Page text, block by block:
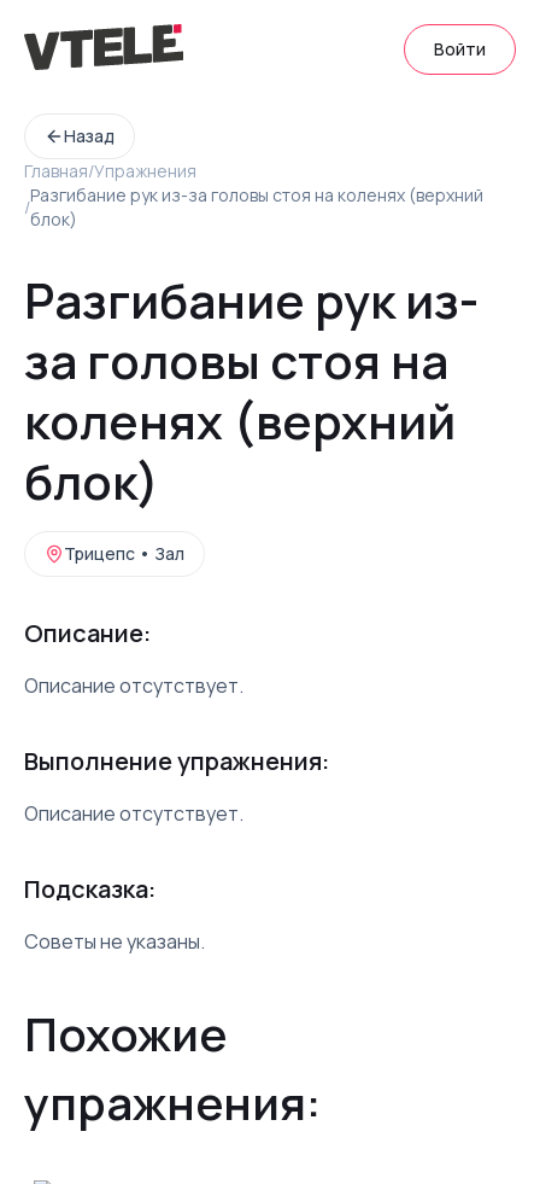
Войти
Назад
Главная/Упражнения
/
Разгибание рук из-за головы стоя на коленях (верхний
блок)
Разгибание рук из-
за головы стоя на
коленях (верхний
блок)
Трицепс • Зал
Описание:
Описание отсутствует.
Выполнение упражнения:
Описание отсутствует.
Подсказка:
Советы не указаны.
Похожие
упражнения: